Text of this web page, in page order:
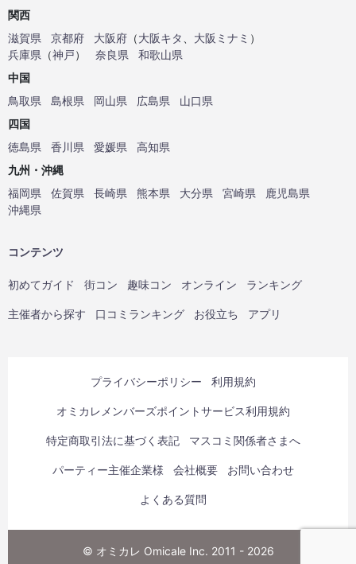
関西
滋賀県
京都府 大阪府 （大阪キタ 大阪ミナミ ）
兵庫県 （神戸） 奈良県
和歌山県
中国
鳥取県
島根県 岡山県 広島県
山口県
四国
徳島県
香川県 愛媛県
高知県
九州・沖縄
福岡県
佐賀県 長崎県 熊本県 大分県 宮崎県
鹿児島県
沖縄県
コンテンツ
初めてガイド 街コン 趣味コン オンライン ランキング
主催者から探す 口コミランキング お役立ち アプリ
プライバシーポリシー 利用規約
オミカレメンバーズポイントサービス利用規約
特定商取引法に基づく表記 マスコミ関係者さまへ
パーティー主催企業様 会社概要 お問い合わせ
よくある質問
© オミカレ Omicale Inc. 2011 - 2026